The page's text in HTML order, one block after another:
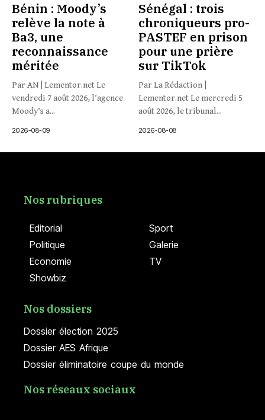
Bénin : Moody’s
relève la note à
Ba3, une
reconnaissance
méritée
Par AN | Lementor.net Le
vendredi 7 août 2026, l’agence
Moody’s a...
2026-08-09
Sénégal : trois
chroniqueurs pro-
PASTEF en prison
pour une prière
sur TikTok
Par La Rédaction |
Lementor.net Le mercredi 5
août 2026, le tribunal...
2026-08-08
Editorial
Politique
Economie
Showbiz
Sport
Galerie
TV
Nos rubriques
Dossier élection 2025
Dossier AES Afrique
Dossier éliminatoire coupe du monde
Nos dossiers
Nos réseaux sociaux